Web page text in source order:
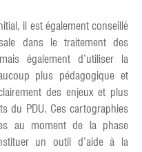
il est également conseillé
dans le traitement des
également d’utiliser la
plus pédagogique et
des enjeux et plus
du PDU. Ces cartographies
au moment de la phase
un outil d’aide à la